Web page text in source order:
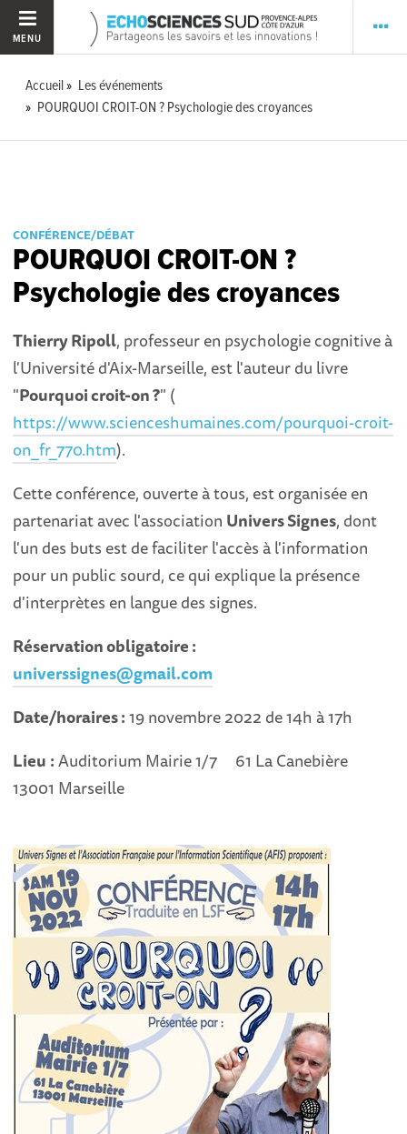
MENU
Accueil
Les événements
POURQUOI CROIT-ON ? Psychologie des croyances
CONFÉRENCE/DÉBAT
POURQUOI CROIT-ON ?
Psychologie des croyances
Thierry Ripoll, professeur en psychologie cognitive à
l'Université d'Aix-Marseille, est l'auteur du livre
"Pourquoi croit-on ?" (
https://www.scienceshumaines.com/pourquoi-croit-
on_fr_770.htm).
Cette conférence, ouverte à tous, est organisée en
partenariat avec l'association Univers Signes, dont
l'un des buts est de faciliter l'accès à l'information
pour un public sourd, ce qui explique la présence
d'interprètes en langue des signes.
Réservation obligatoire :
universsignes@gmail.com
Date/horaires :19 novembre 2022 de 14h à 17h
Lieu :Auditorium Mairie 1/7 61 La Canebière
13001 Marseille